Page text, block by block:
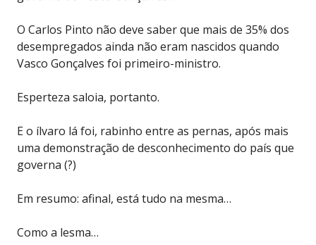
O Carlos Pinto não deve saber que mais de 35% dos
desempregados ainda não eram nascidos quando
Vasco Gonçalves foi primeiro-ministro.
Esperteza saloia, portanto.
E o ílvaro lá foi, rabinho entre as pernas, após mais
uma demonstração de desconhecimento do país que
governa (?)
Em resumo: afinal, está tudo na mesma…
Como a lesma…